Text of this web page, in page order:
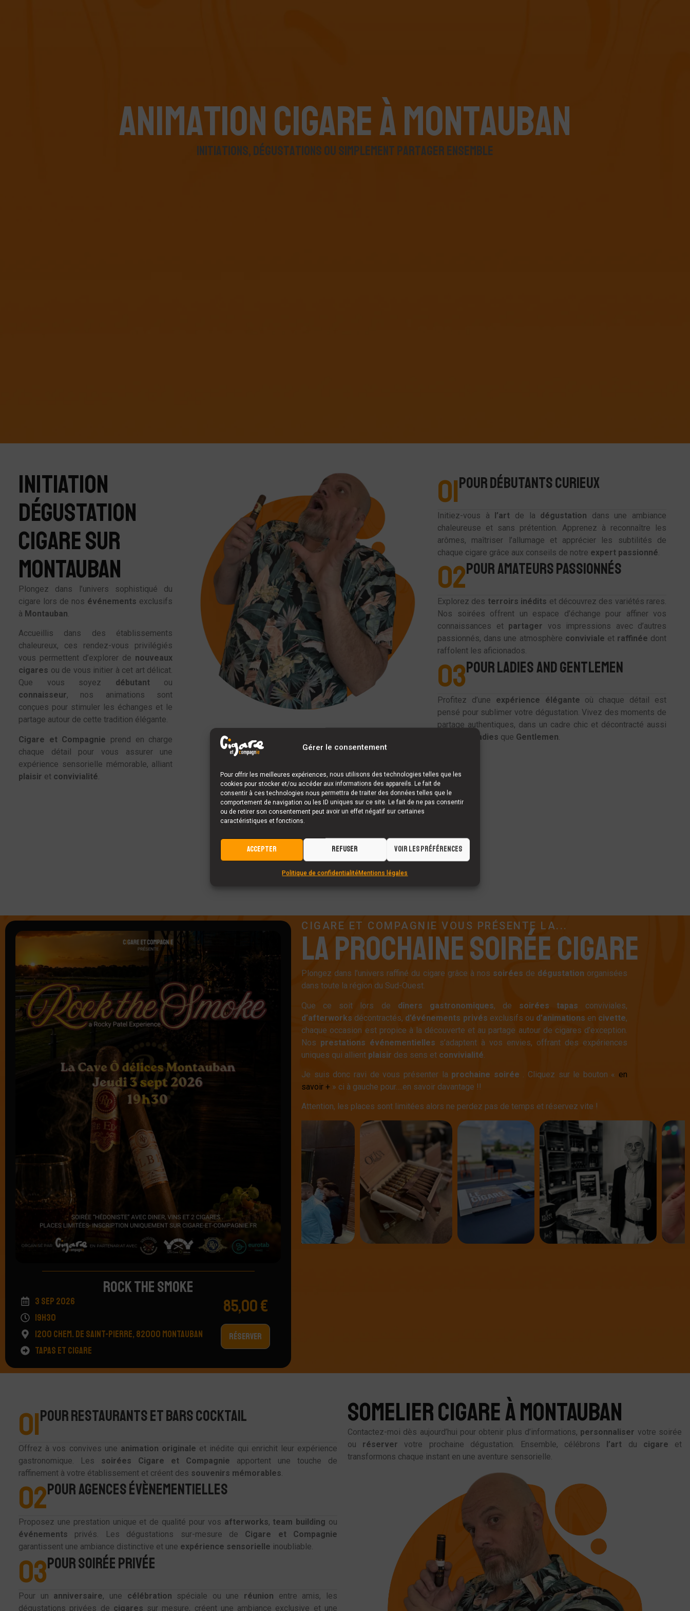
Gérer le consentement
Pour offrir les meilleures expériences, nous utilisons des technologies telles que les
cookies pour stocker et/ou accéder aux informations des appareils. Le fait de
consentir à ces technologies nous permettra de traiter des données telles que le
comportement de navigation ou les ID uniques sur ce site. Le fait de ne pas consentir
ou de retirer son consentement peut avoir un effet négatif sur certaines
caractéristiques et fonctions.
ACCEPTER REFUSER VOIR LES PRÉFÉRENCES
Politique de confidentialitéMentions légales
ANIMATIONCIGAREÀMONTAUBAN
INITIATIONS,DÉGUSTATIONSOUSIMPLEMENTPARTAGERENSEMBLE
INITIATION
DÉGUSTATION
CIGARE SUR
MONTAUBAN
Plongez dans l’univers sophistiqué du
cigare lors de nos événements exclusifs
à Montauban.
Accueillis dans des établissements
chaleureux, ces rendez-vous privilégiés
vous permettent d’explorer de nouveaux
cigares ou de vous initier à cet art délicat.
Que vous soyez débutant ou
connaisseur, nos animations sont
conçues pour stimuler les échanges et le
partage autour de cette tradition élégante.
Cigare et Compagnie prend en charge
chaque détail pour vous assurer une
expérience sensorielle mémorable, alliant
plaisir et convivialité.
01POUR DÉBUTANTS CURIEUX
Initiez-vous à l’art de la dégustation dans une ambiance
chaleureuse et sans prétention. Apprenez à reconnaître les
arômes, maîtriser l’allumage et apprécier les subtilités de
chaque cigare grâce aux conseils de notre expert passionné.
02POUR AMATEURS PASSIONNÉS
Explorez des terroirs inédits et découvrez des variétés rares.
Nos soirées offrent un espace d’échange pour affiner vos
connaissances et partager vos impressions avec d’autres
passionnés, dans une atmosphère conviviale et raffinée dont
raffolent les aficionados.
03POUR LADIES AND GENTLEMEN
Profitez d’une expérience élégante où chaque détail est
pensé pour sublimer votre dégustation. Vivez des moments de
partage authentiques, dans un cadre chic et décontracté aussi
Ladies que Gentlemen.
CONTACTEZ-MOI
ROCK THE SMOKE
3 Sep 2026
19h30
1200 Chem. de Saint-Pierre, 82000 Montauban
Tapas et Cigare
85,00€
RÉSERVER
CIGARE ET COMPAGNIE VOUS PRÉSENTE LA...
LAPROCHAINESOIRÉECIGARE
Plongez dans l’univers raffiné du cigare grâce à nos soirées de dégustation organisées
dans toute la région du Sud-Ouest.
Que ce soit lors de dîners gastronomiques, de soirées tapas conviviales,
d’afterworks décontractés, d’événements privés exclusifs ou d’animations en civette,
chaque occasion est propice à la découverte et au partage autour de cigares d’exception.
Nos prestations événementielles s’adaptent à vos envies, offrant des expériences
uniques qui allient plaisir des sens et convivialité
Je suis donc ravi de vous présenter la prochaine soirée . Cliquez sur le bouton « en
savoir + » ci à gauche pour….en savoir davantage !!
Attention, les places sont limitées alors ne perdez pas de temps et réservez vite !
01POUR RESTAURANTS ET BARS COCKTAIL
Offrez à vos convives une animation originale et inédite qui enrichit leur expérience
gastronomique. Les soirées Cigare et Compagnie apportent une touche de
raffinement à votre établissement et créent des souvenirs mémorables.
02POUR AGENCES ÉVÈNEMENTIELLES
Proposez une prestation unique et de qualité pour vos afterworks, team building ou
événements privés. Les dégustations sur-mesure de Cigare et Compagnie
garantissent une ambiance distinctive et une expérience sensorielle inoubliable.
03POUR SOIRÉE PRIVÉE
Pour un anniversaire, une célébration spéciale ou une réunion entre amis, les
dégustations privées de cigares sur mesure, créent une ambiance exclusive et une
SOMELIER CIGARE À MONTAUBAN
Contactez-moi dès aujourd’hui pour obtenir plus d’informations, personnaliser votre soirée
ou réserver votre prochaine dégustation. Ensemble, célébrons l’art du cigare et
transformons chaque instant en une aventure sensorielle.